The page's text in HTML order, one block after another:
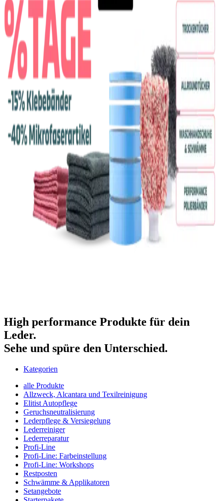
High performance Produkte für dein
Leder.
Sehe und spüre den Unterschied.
Kategorien
alle Produkte
Allzweck, Alcantara und Texilreinigung
Elitist Autopflege
Geruchsneutralisierung
Lederpflege & Versiegelung
Lederreiniger
Lederreparatur
Profi-Line
Profi-Line: Farbeinstellung
Profi-Line: Workshops
Restposten
Schwämme & Applikatoren
Setangebote